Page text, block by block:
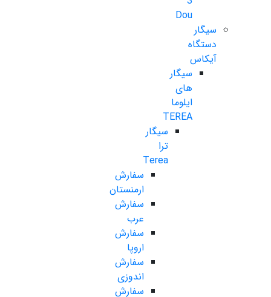
Dou
سیگار
دستگاه
آیکاس
سیگار
های
ایلوما
TEREA
سیگار
ترا
Terea
سفارش
ارمنستان
سفارش
عرب
سفارش
اروپا
سفارش
اندوزی
سفارش